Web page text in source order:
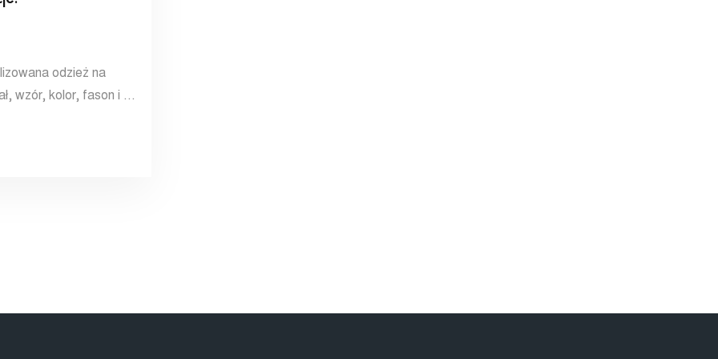
odzież na
wzór, kolor, fason i …